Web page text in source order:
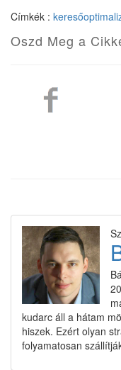
Címkék :
Oszd Meg a
kudarc áll a hátam
hiszek. Ezért olyan
folyamatosan